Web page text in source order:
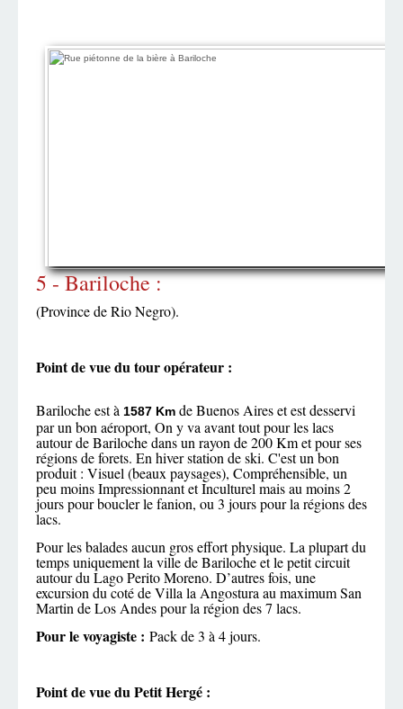
5 - Bariloche :
(Province de Rio Negro).
Point de vue du tour opérateur :
Bariloche est à 1587 Km de Buenos Aires et est desservi
par un bon aéroport, On y va avant tout pour les lacs
autour de Bariloche dans un rayon de 200 Km et pour ses
régions de forets. En hiver station de ski. C'est un bon
produit : Visuel (beaux paysages), Compréhensible, un
peu moins Impressionnant et Inculturel mais au moins 2
jours pour boucler le fanion, ou 3 jours pour la régions des
lacs.
Pour les balades aucun gros effort physique. La plupart du
temps uniquement la ville de Bariloche et le petit circuit
autour du Lago Perito Moreno. D’autres fois, une
excursion du coté de Villa la Angostura au maximum San
Martin de Los Andes pour la région des 7 lacs.
Pour le voyagiste : Pack de 3 à 4 jours.
Point de vue du Petit Hergé :